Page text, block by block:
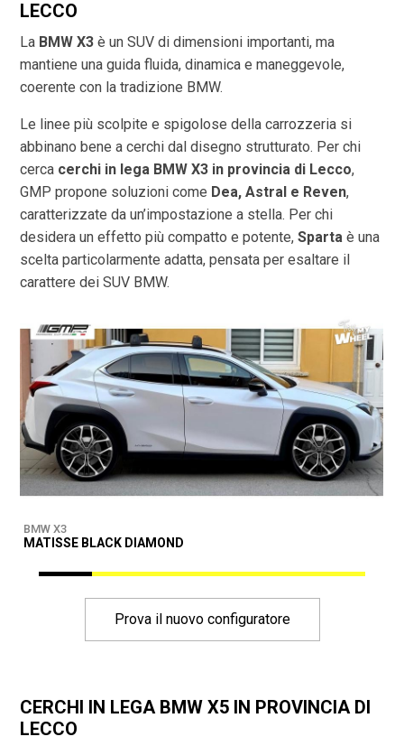
LECCO
La BMW X3 è un SUV di dimensioni importanti, ma
mantiene una guida fluida, dinamica e maneggevole,
coerente con la tradizione BMW.
Le linee più scolpite e spigolose della carrozzeria si
abbinano bene a cerchi dal disegno strutturato. Per chi
cerca cerchi in lega BMW X3 in provincia di Lecco,
GMP propone soluzioni come Dea, Astral e Reven,
caratterizzate da un’impostazione a stella. Per chi
desidera un effetto più compatto e potente,Sparta è una
scelta particolarmente adatta, pensata per esaltare il
carattere dei SUV BMW.
BMW X3
MATISSE BLACK DIAMOND
Prova il nuovo configuratore
CERCHI IN LEGA BMW X5 IN PROVINCIA DI
LECCO